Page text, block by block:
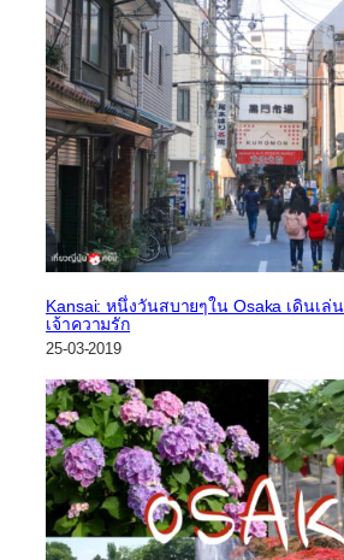
Kansai: หนึ่งวันสบายๆใน Osaka เดินเ
เจ้าความรัก
25-03-2019